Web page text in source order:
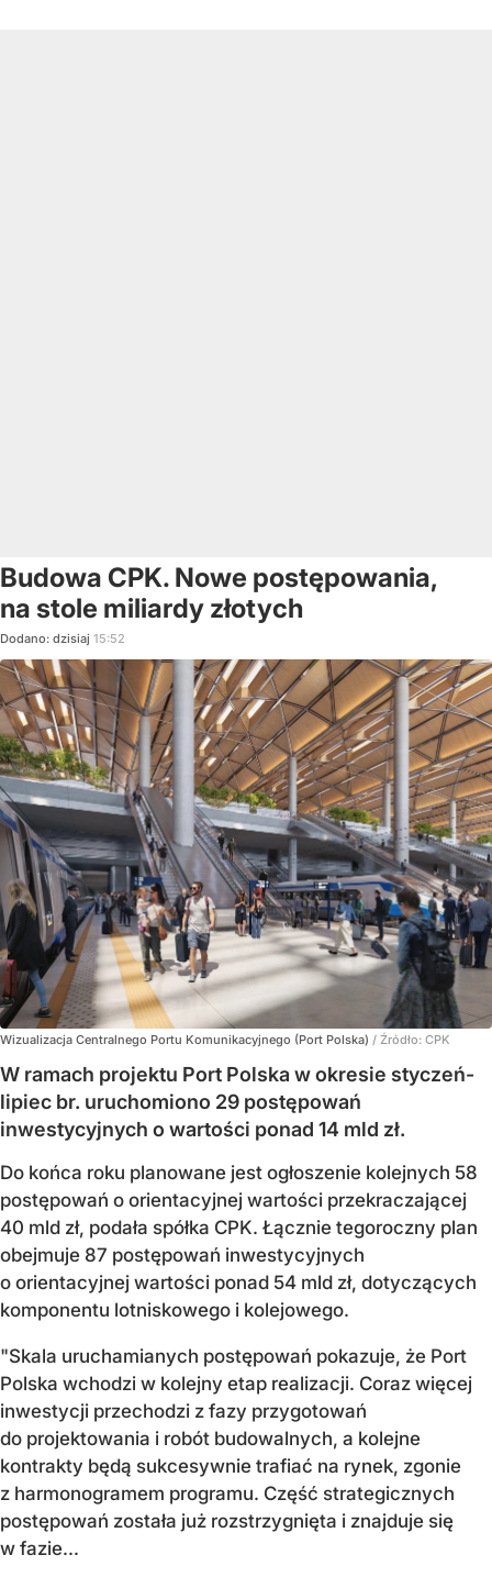
Budowa CPK. Nowe postępowania,
na stole miliardy złotych
Dodano: dzisiaj 15:52
Wizualizacja Centralnego Portu Komunikacyjnego (Port Polska) / Źródło: CPK
W ramach projektu Port Polska w okresie styczeń-
lipiec br. uruchomiono 29 postępowań
inwestycyjnych o wartości ponad 14 mld zł.
Do końca roku planowane jest ogłoszenie kolejnych 58
postępowań o orientacyjnej wartości przekraczającej
40 mld zł, podała spółka CPK. Łącznie tegoroczny plan
obejmuje 87 postępowań inwestycyjnych
o orientacyjnej wartości ponad 54 mld zł, dotyczących
komponentu lotniskowego i kolejowego.
"Skala uruchamianych postępowań pokazuje, że Port
Polska wchodzi w kolejny etap realizacji. Coraz więcej
inwestycji przechodzi z fazy przygotowań
do projektowania i robót budowalnych, a kolejne
kontrakty będą sukcesywnie trafiać na rynek, zgonie
z harmonogramem programu. Część strategicznych
postępowań została już rozstrzygnięta i znajduje się
w fazie...